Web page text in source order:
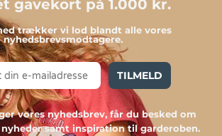
gavekort på 1.000 kr.
trækker vi lod blandt alle vores
nyhedsbrevsmodtagere.
TILMELD
vores nyhedsbrev, får du besked om
samt inspiration til garderoben.